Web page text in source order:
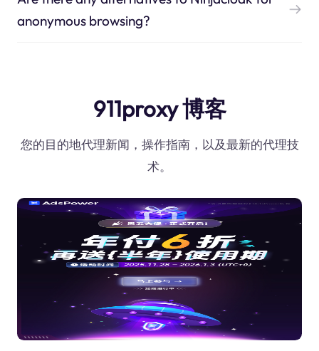
anonymous browsing?
911proxy 博客
您的目的地代理新闻，操作指南，以及最新的代理技
术。